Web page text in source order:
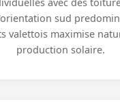
sud
valettois maximise
production solaire.